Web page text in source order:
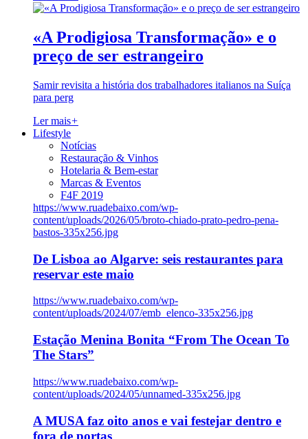
«A Prodigiosa Transformação» e o
preço de ser estrangeiro
Samir revisita a história dos trabalhadores italianos na Suíça
para perg
Ler mais+
Lifestyle
Notícias
Restauração & Vinhos
Hotelaria & Bem-estar
Marcas & Eventos
F4F 2019
https://www.ruadebaixo.com/wp-
content/uploads/2026/05/broto-chiado-prato-pedro-pena-
bastos-335x256.jpg
De Lisboa ao Algarve: seis restaurantes para
reservar este maio
https://www.ruadebaixo.com/wp-
content/uploads/2024/07/emb_elenco-335x256.jpg
Estação Menina Bonita “From The Ocean To
The Stars”
https://www.ruadebaixo.com/wp-
content/uploads/2024/05/unnamed-335x256.jpg
A MUSA faz oito anos e vai festejar dentro e
fora de portas